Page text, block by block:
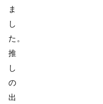
ま
し
た。
推
し
の
出